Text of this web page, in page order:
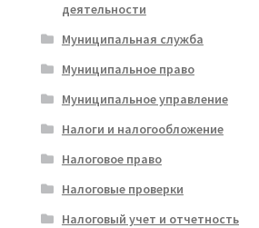
деятельности
Муниципальная служба
Муниципальное право
Муниципальное управление
Налоги и налогообложение
Налоговое право
Налоговые проверки
Налоговый учет и отчетность